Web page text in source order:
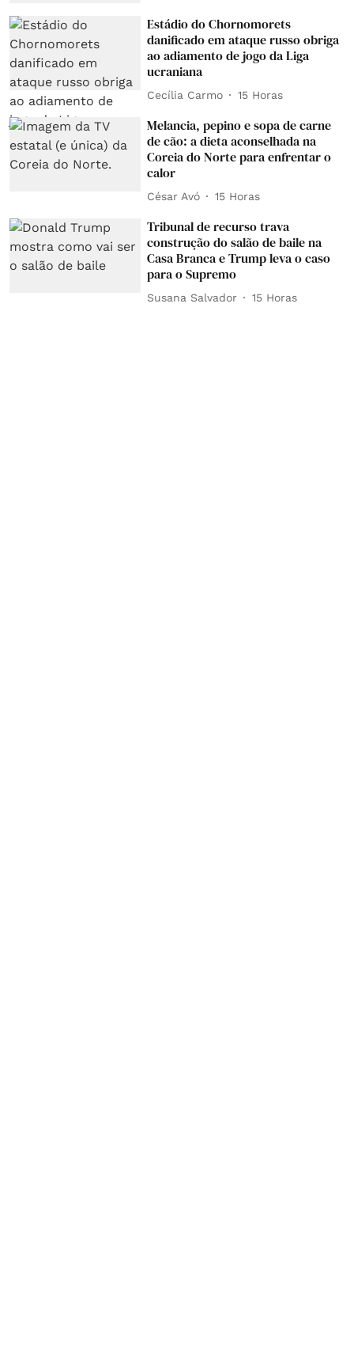
Estádio do Chornomorets
danificado em ataque russo obriga
ao adiamento de jogo da Liga
ucraniana
Cecília Carmo 15 Horas
Melancia, pepino e sopa de carne
de cão: a dieta aconselhada na
Coreia do Norte para enfrentar o
calor
César Avó 15 Horas
Tribunal de recurso trava
construção do salão de baile na
Casa Branca e Trump leva o caso
para o Supremo
Susana Salvador 15 Horas